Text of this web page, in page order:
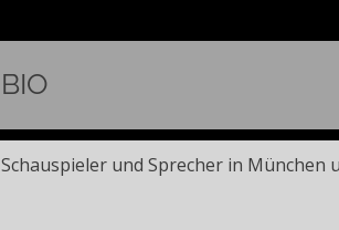
BIO
Schauspieler und Sprecher in München